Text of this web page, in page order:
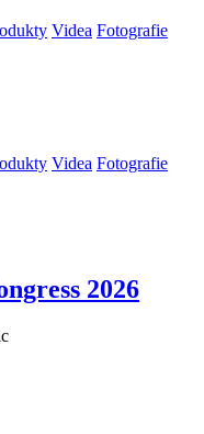
Videa Fotografie
Videa Fotografie
2026